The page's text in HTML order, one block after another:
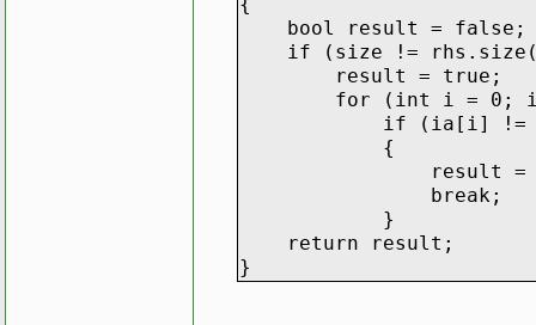
bool result = false;
if (size !=
result = true;
for (int i = 0; int
if (ia[i] != rhs[i])
{
result =
break;
}
return result;
}